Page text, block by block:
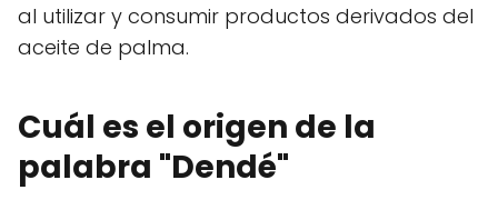
al utilizar y consumir productos derivados del
aceite de palma.
Cuál es el origen de la
palabra "Dendé"